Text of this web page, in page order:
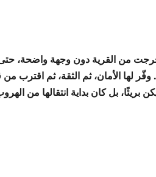
من القرية دون وجهة واضحة، حتى
لها الأمان، ثم الثقة، ثم اقترب
بريئًا، بل كان بداية انتقالها من